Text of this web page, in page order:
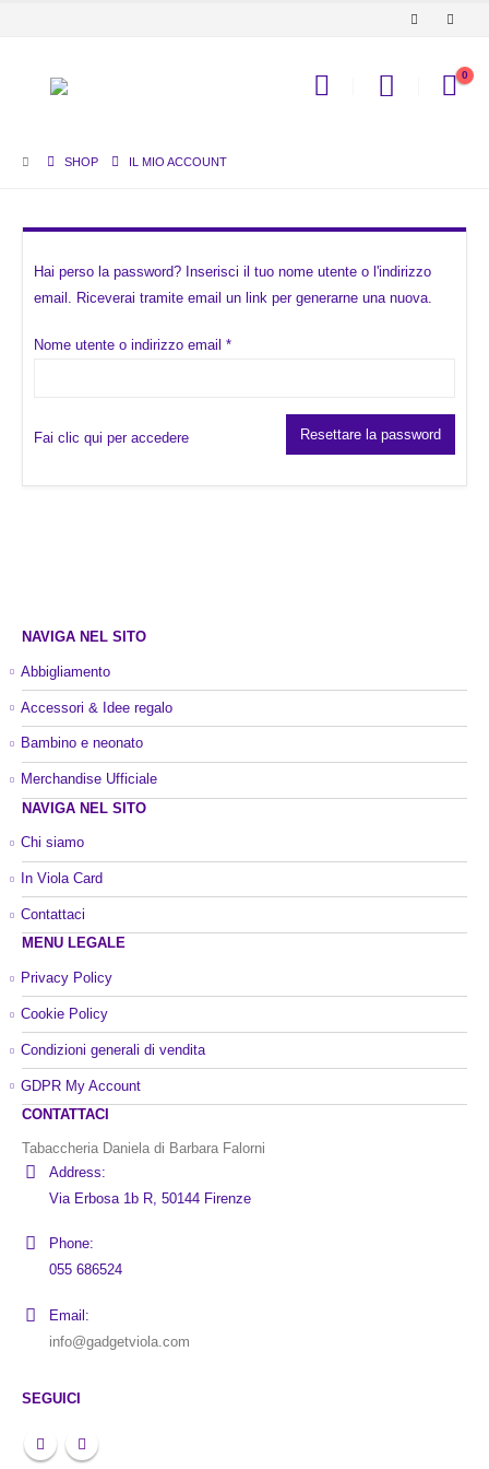
0
SHOP IL MIO ACCOUNT
Hai perso la password? Inserisci il tuo nome utente o l'indirizzo
email. Riceverai tramite email un link per generarne una nuova.
Nome utente o indirizzo email *Richiesto
Fai clic qui per accedere Resettare la password
NAVIGA NEL SITO
Abbigliamento
Accessori & Idee regalo
Bambino e neonato
Merchandise Ufficiale
NAVIGA NEL SITO
Chi siamo
In Viola Card
Contattaci
MENU LEGALE
Privacy Policy
Cookie Policy
Condizioni generali di vendita
GDPR My Account
CONTATTACI
Tabaccheria Daniela di Barbara Falorni
Address:
Via Erbosa 1b R, 50144 Firenze
Phone:
055 686524
Email:
info@gadgetviola.com
SEGUICI